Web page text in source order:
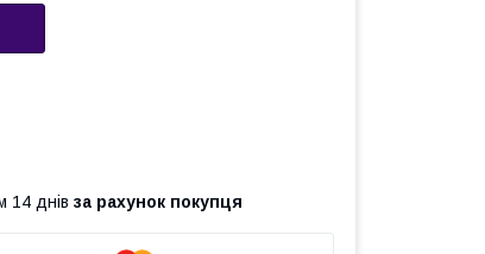
14 днів за рахунок покупця